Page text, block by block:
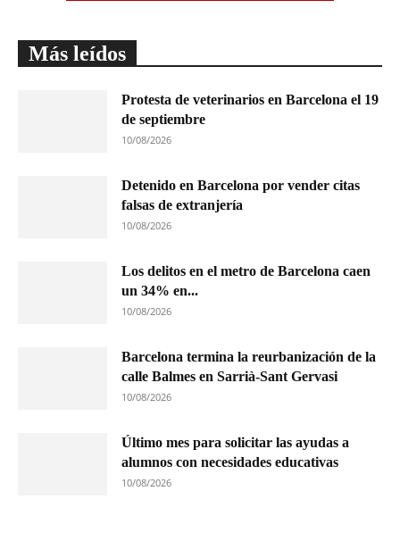
Más leídos
Protesta de veterinarios en Barcelona el 19
de septiembre
10/08/2026
Detenido en Barcelona por vender citas
falsas de extranjería
10/08/2026
Los delitos en el metro de Barcelona caen
un 34% en...
10/08/2026
Barcelona termina la reurbanización de la
calle Balmes en Sarrià-Sant Gervasi
10/08/2026
Último mes para solicitar las ayudas a
alumnos con necesidades educativas
10/08/2026